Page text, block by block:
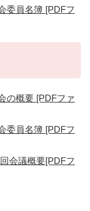
委員名簿 [PDFフ
の概要 [PDFファ
委員名簿 [PDFフ
会議概要[PDFフ